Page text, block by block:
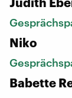
Niko
Babette